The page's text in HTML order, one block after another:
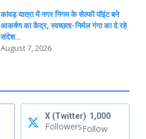
कांवड़ यात्रा में नगर निगम के सेल्फी पॉइंट बने
आकर्षण का केंद्र, स्वच्छता-निर्मल गंगा का दे रहे
संदेश…
August 7, 2026
X (Twitter) 1,000
FollowersFollow